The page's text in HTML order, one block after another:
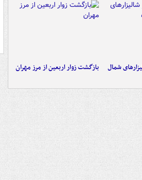
شمال
بازگشت زوار اربعین از مرز مهران